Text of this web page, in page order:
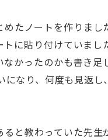
たノートを作りまし
に貼り付けていまし
かったのかも書き足
なり、何度も見返
と教わっていた先